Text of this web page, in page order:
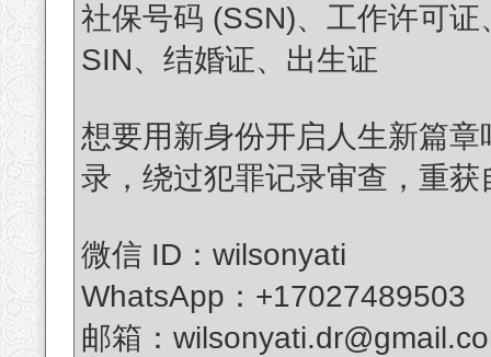
社保号码 (SSN)、工作许可
SIN、结婚证、出生证
想要用新身份开启人生新篇
录，绕过犯罪记录审查，重
微信 ID：wilsonyati
WhatsApp：+17027489503
邮箱：